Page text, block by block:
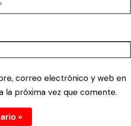
correo electrónico y web en
la próxima vez que comente.